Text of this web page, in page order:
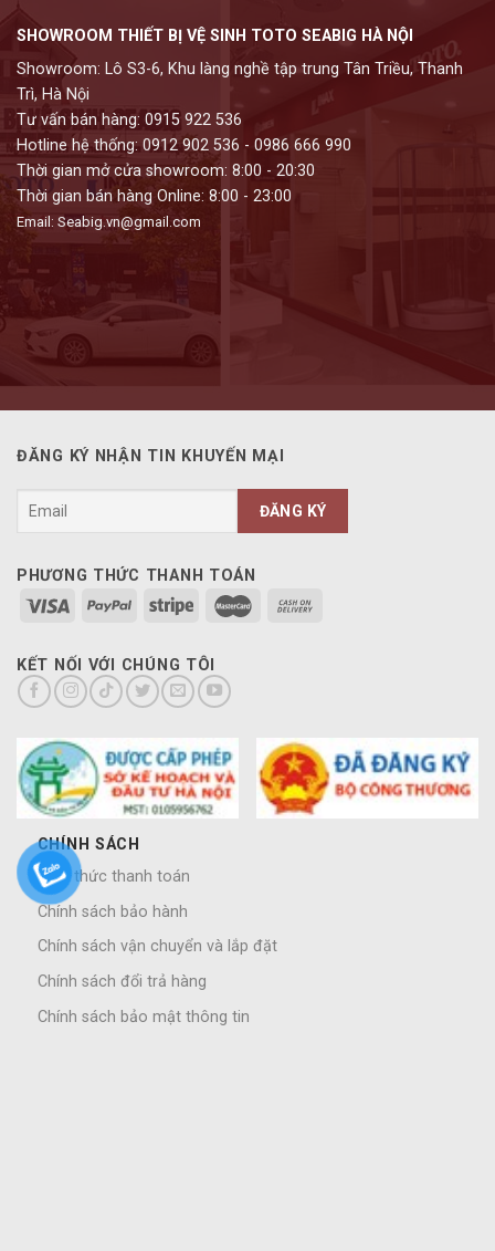
SHOWROOM THIẾT BỊ VỆ SINH TOTO SEABIG HÀ NỘI
Showroom: Lô S3-6, Khu làng nghề tập trung Tân Triều, Thanh
Trì, Hà Nội
Tư vấn bán hàng: 0915 922 536
Hotline hệ thống: 0912 902 536 - 0986 666 990
Thời gian mở cửa showroom: 8:00 - 20:30
Thời gian bán hàng Online: 8:00 - 23:00
Email: Seabig.vn@gmail.com
ĐĂNG KÝ NHẬN TIN KHUYẾN MẠI
PHƯƠNG THỨC THANH TOÁN
KẾT NỐI VỚI CHÚNG TÔI
CHÍNH SÁCH
Hình thức thanh toán
Chính sách bảo hành
Chính sách vận chuyển và lắp đặt
Chính sách đổi trả hàng
Chính sách bảo mật thông tin